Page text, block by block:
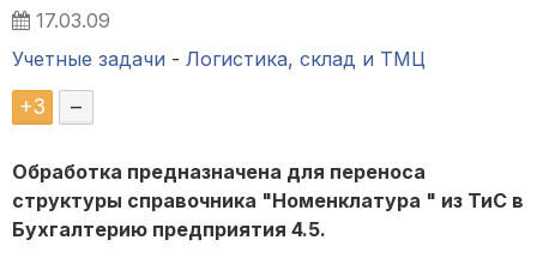
17.03.09
Учетные задачи - Логистика, склад и ТМЦ
+3 –
Обработка предназначена для переноса
структуры справочника "Номенклатура " из ТиС в
Бухгалтерию предприятия 4.5.